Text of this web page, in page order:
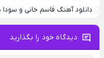
دانلود آهنگ قاسم خانی و
دیدگاه خود را بگذارید